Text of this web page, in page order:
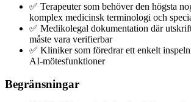
✅ Terapeuter som behöver den högsta
komplex medicinsk terminologi och
✅ Medikolegal dokumentation där
måste vara verifierbar
✅ Kliniker som föredrar ett enkelt
AI-mötesfunktioner
Begränsningar